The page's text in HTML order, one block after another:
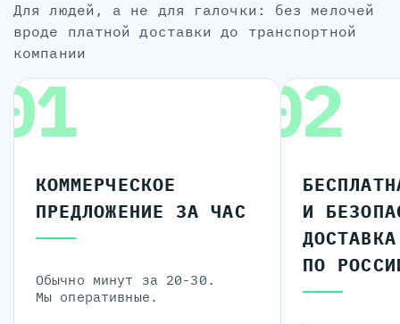
для людей, а не для галочки: без мелочей
вроде платной доставки до транспортной
компании
КОММЕРЧЕСКОЕ
ПРЕДЛОЖЕНИЕ ЗА ЧАС
Обычно минут за 20-30.
Мы оперативные.
02
И
ДОСТАВКА
ПО